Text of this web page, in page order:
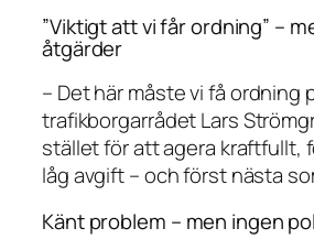
”Viktigt att vi får ordning” –
åtgärder
– Det här måste vi få ordning
trafikborgarrådet Lars
stället för att agera kraftfullt,
låg avgift – och först nästa
Känt problem – men ingen